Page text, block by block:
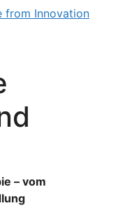
from Innovation
– vom